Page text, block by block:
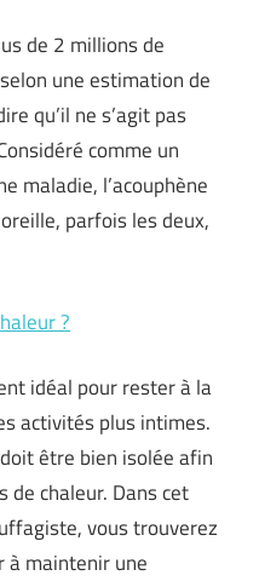
de 2 millions de
une estimation de
qu’il ne s’agit pas
comme un
maladie, l’acouphène
parfois les deux,
?
idéal pour rester à la
activités plus intimes.
être bien isolée afin
de chaleur. Dans cet
vous trouverez
à maintenir une